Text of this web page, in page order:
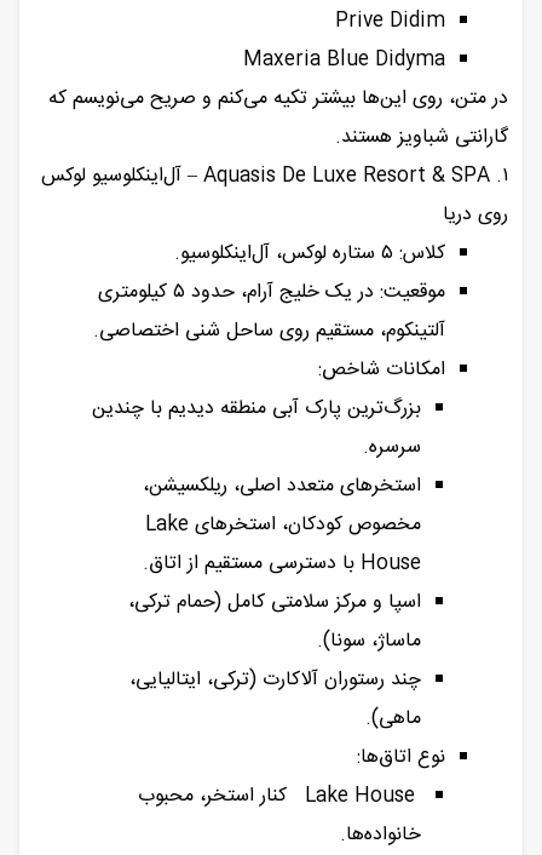
Prive Didim
Maxeria Blue Didyma
در متن، روی این‌ها بیشتر تکیه می‌کنم و صریح می‌نویسم که
گارانتی شباویز هستند.
۱. Aquasis De Luxe Resort & SPA – آل‌اینکلوسیو لوکس
روی دریا
کلاس: ۵ ستاره لوکس، آل‌اینکلوسیو.
موقعیت: در یک خلیج آرام، حدود ۵ کیلومتری
آلتینکوم، مستقیم روی ساحل شنی اختصاصی.
امکانات شاخص:
بزرگ‌ترین پارک آبی منطقه دیدیم با چندین
سرسره.
استخرهای متعدد اصلی، ریلکسیشن،
مخصوص کودکان، استخرهای Lake
House با دسترسی مستقیم از اتاق.
اسپا و مرکز سلامتی کامل (حمام ترکی،
ماساژ، سونا).
چند رستوران آلاکارت (ترکی، ایتالیایی،
ماهی).
نوع اتاق‌ها:
Lake House کنار استخر، محبوب
خانواده‌ها.